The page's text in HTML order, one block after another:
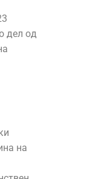
дел од
на